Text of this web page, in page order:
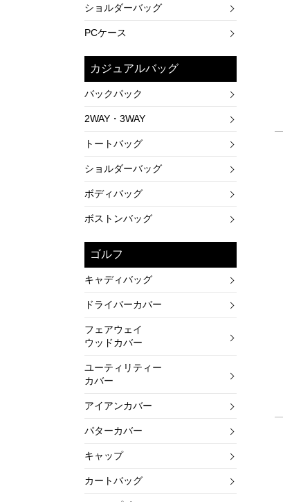
ショルダーバッグ
PCケース
カジュアルバッグ
バックパック
2WAY・3WAY
トートバッグ
ショルダーバッグ
ボディバッグ
ボストンバッグ
ゴルフ
キャディバッグ
ドライバーカバー
フェアウェイ
ウッドカバー
ユーティリティー
カバー
アイアンカバー
パターカバー
キャップ
カートバッグ